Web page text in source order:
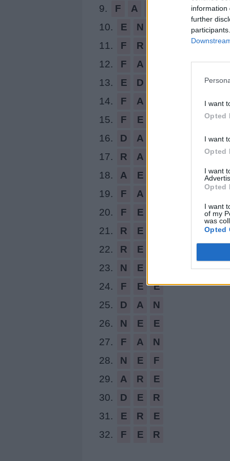
information
further
I want
Opted
I want
Opted
I want
Opted
I want
of my
was
Opted
9.
F A
10.
E N
R
11.
F R
E
12.
F A
13.
E D
14.
F A
15.
F E
16.
D A
17.
R A
18.
A E
19.
F A
20.
F E
21.
R E
22.
R E
23.
N E
24.
F E
E
25.
D A
N
26.
N E
E
27.
F A
N
28.
N E
F
29.
A R
E
30.
D E
R
31.
E R
E
32.
F E R